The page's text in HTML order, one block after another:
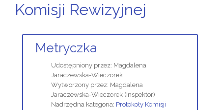
Komisji Rewizyjnej
Metryczka
Udostępniony przez: Magdalena
Jaraczewska-Wieczorek
Wytworzony przez: Magdalena
Jaraczewska-Wieczorek (Inspektor)
Nadrzędna kategoria: Protokoły Komisji